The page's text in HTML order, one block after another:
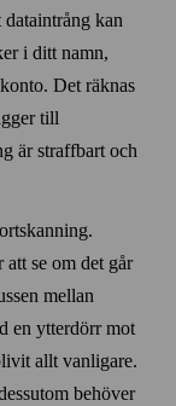
data­intrång kan
i ditt namn,
Det räknas
till
är straff­bart och
se om det går
mellan
en ytter­dörr mot
allt vanligare.
behöver